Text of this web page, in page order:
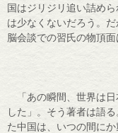
国はジリジリ追い詰め
は少なくないだろう。
脳会談での習氏の物頂面
「あの瞬間、世界は日
した」。そう著者は語
た中国は、いつの間に